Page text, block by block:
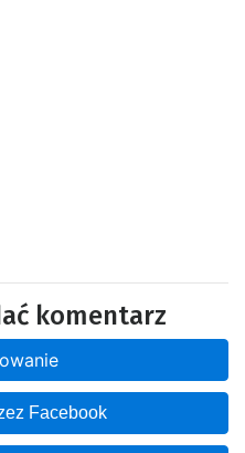
komentarz
Facebook